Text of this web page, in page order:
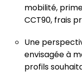
mobilité,
CCT90, frais
Une
envisagée à
profils